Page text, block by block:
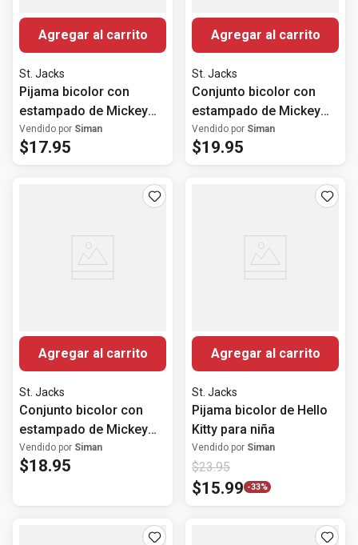
Agregar al carrito
St. Jacks
Pijama bicolor con
estampado de Mickey
para bebé niño
Vendido por Siman
$17.95
Agregar al carrito
St. Jacks
Conjunto bicolor con
estampado de Mickey
para bebé niño
Vendido por Siman
$19.95
Agregar al carrito
St. Jacks
Conjunto bicolor con
estampado de Mickey
Mouse para bebé niño
Vendido por Siman
$18.95
Agregar al carrito
St. Jacks
Pijama bicolor de Hello
Kitty para niña
Vendido por Siman
$23.95
$15.99 -33%